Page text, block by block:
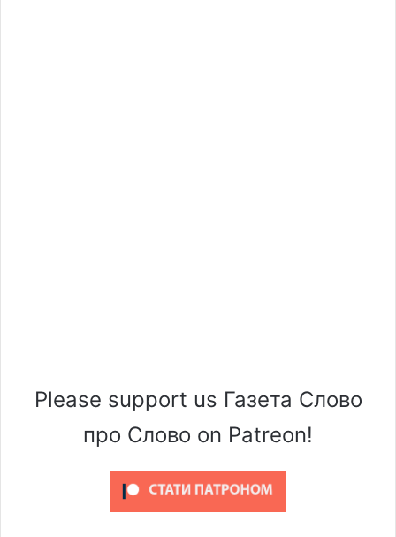
Please support us Газета Слово
про Слово on Patreon!